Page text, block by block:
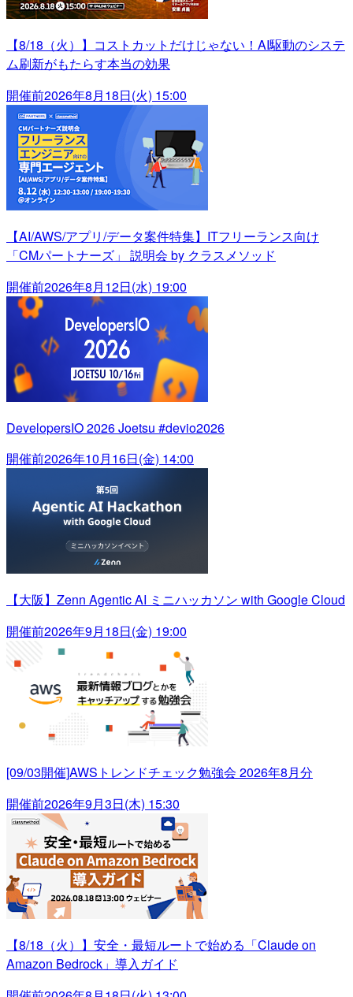
【8/18（火）】コストカットだけじゃない！AI駆動のシステ
ム刷新がもたらす本当の効果
開催前2026年8月18日(火) 15:00
【AI/AWS/アプリ/データ案件特集】ITフリーランス向け
「CMパートナーズ」 説明会 by クラスメソッド
開催前2026年8月12日(水) 19:00
DevelopersIO 2026 Joetsu #devio2026
開催前2026年10月16日(金) 14:00
【大阪】Zenn Agentic AI ミニハッカソン with Google Cloud
開催前2026年9月18日(金) 19:00
[09/03開催]AWSトレンドチェック勉強会 2026年8月分
開催前2026年9月3日(木) 15:30
【8/18（火）】安全・最短ルートで始める「Claude on
Amazon Bedrock」導入ガイド